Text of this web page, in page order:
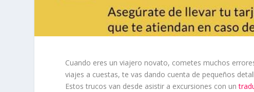
Cuando eres un viajero novato, cometes muchos
viajes a cuestas, te vas dando cuenta de pequeños
Estos trucos van desde asistir a excursiones con un